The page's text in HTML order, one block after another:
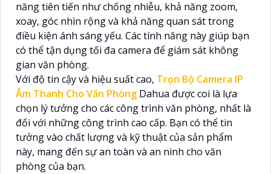
năng tiên tiến như chống nhiễu, khả năng zoom,
xoay, góc nhìn rộng và khả năng quan sát trong
điều kiện ánh sáng yếu. Các tính năng này giúp bạn
có thể tận dụng tối đa camera để giám sát không
gian văn phòng.
Với độ tin cậy và hiệu suất cao, Trọn Bộ Camera IP
Âm Thanh Cho Văn Phòng Dahua được coi là lựa
chọn lý tưởng cho các công trình văn phòng, nhất là
đối với những công trình cao cấp. Bạn có thể tin
tưởng vào chất lượng và kỹ thuật của sản phẩm
này, mang đến sự an toàn và an ninh cho văn
phòng của bạn.